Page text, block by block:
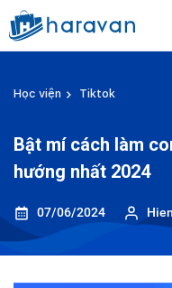
Học viện Tiktok
Bật mí cách làm
hướng nhất 2024
07/06/2024